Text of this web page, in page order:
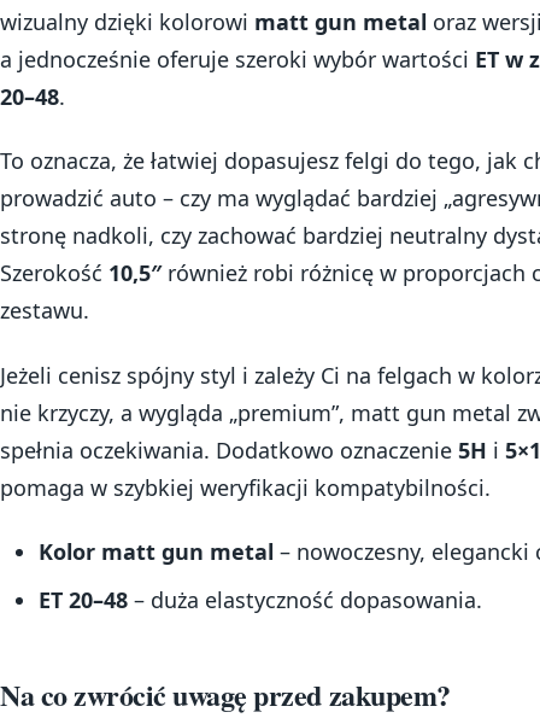
wizualny dzięki kolorowi matt gun metal oraz
a jednocześnie oferuje szeroki wybór wartości ET w
20–48.
To oznacza, że łatwiej dopasujesz felgi do tego, jak
prowadzić auto – czy ma wyglądać bardziej
stronę nadkoli, czy zachować bardziej neutralny
Szerokość 10,5″również robi różnicę w proporcjach
zestawu.
Jeżeli cenisz spójny styl i zależy Ci na felgach w
nie krzyczy, a wygląda „premium”, matt gun metal
spełnia oczekiwania. Dodatkowo oznaczenie 5H i
pomaga w szybkiej weryfikacji kompatybilności.
Kolor matt gun metal – nowoczesny, elegancki
ET 20–48– duża elastyczność dopasowania.
Na co zwrócić uwagę przed zakupem?